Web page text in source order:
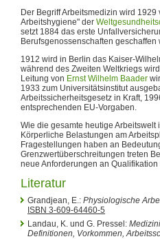
Der Begriff Arbeitsmedizin wird
Arbeitshygiene" der
setzt 1884 das erste
Berufsgenossenschaften geschaffen
1912 wird in Berlin das Kaiser-
während des Zweiten Weltkriegs
Leitung von Ernst Wilhelm Baader
1933 zum Universitätsinstitut
Arbeitssicherheitsgesetz in Kraft,
entsprechenden EU-Vorgaben.
Wie die gesamte heutige
Körperliche Belastungen am
Fragestellungen haben an
Grenzwertüberschreitungen treten
neue Anforderungen an
Literatur
Grandjean, E.: Physiologische
ISBN 3-609-64460-5
Landau, K. und G. Pressel:
Definitionen, Vorkommen,